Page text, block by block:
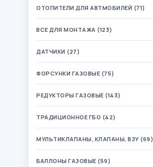
ОТОПИТЕЛИ ДЛЯ АВТМОБИЛЕЙ (71)
ВСЕ ДЛЯ МОНТАЖА (123)
ДАТЧИКИ (27)
ФОРСУНКИ ГАЗОВЫЕ (75)
РЕДУКТОРЫ ГАЗОВЫЕ (143)
ТРАДИЦИОННОЕ ГБО (42)
МУЛЬТИКЛАПАНЫ, КЛАПАНЫ, ВЗУ (69)
БАЛЛОНЫ ГАЗОВЫЕ (59)